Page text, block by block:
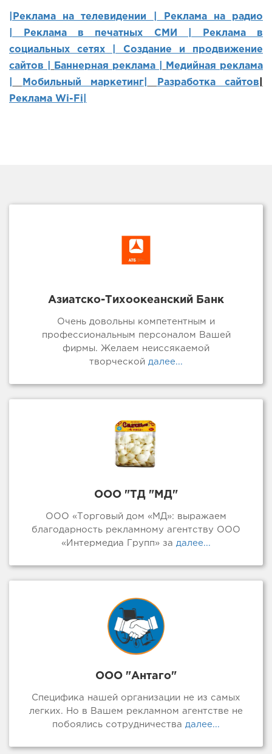
|Реклама на телевидении |
Реклама на радио
Реклама в печатных СМИ |
Реклама в
социальных сетях | Создание и продвижение
сайтов
Баннерная реклама |
Медийная реклама
Мобильный маркетинг Разработка сайтов
Реклама Wi-Fi|
Азиатско-Тихоокеанский Банк
Очень довольны компетентным и
профессиональным персоналом Вашей
фирмы. Желаем неиссякаемой
творческой далее...
ООО "ТД "МД"
ООО «Торговый дом «МД»: выражаем
благодарность рекламному агентству ООО
«Интермедиа Групп» за далее...
ООО "Антаго"
Специфика нашей организации не из самых
легких. Но в Вашем рекламном агентстве не
побоялись сотрудничества далее...